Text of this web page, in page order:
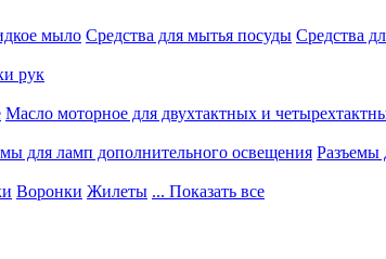
мыло Средства для мытья посуды Средства
рук
Масло моторное для двухтактных и
для ламп дополнительного освещения Разъемы
Воронки Жилеты ... Показать все